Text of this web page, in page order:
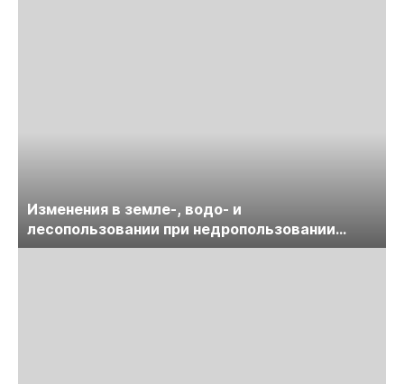
Изменения в земле-, водо- и
лесопользовании при недропользовании
обсудят на семинаре «ПравоТЭК»